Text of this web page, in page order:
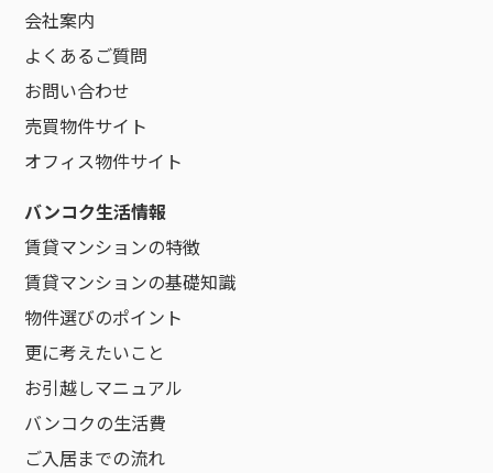
会社案内
よくあるご質問
お問い合わせ
売買物件サイト
オフィス物件サイト
バンコク生活情報
賃貸マンションの特徴
賃貸マンションの基礎知識
物件選びのポイント
更に考えたいこと
お引越しマニュアル
バンコクの生活費
ご入居までの流れ